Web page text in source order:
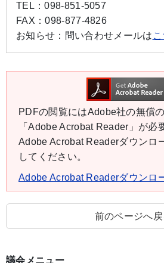
TEL：098-851-5057
FAX：098-877-4826
お知らせ： 問い合わせメールは
PDFの閲覧にはAdobe社の無償
「Adobe Acrobat Reader」が必
Adobe Acrobat Readerダウンロ
してください。
Adobe Acrobat Readerダウンロ
前のページへ戻
議会メニュー